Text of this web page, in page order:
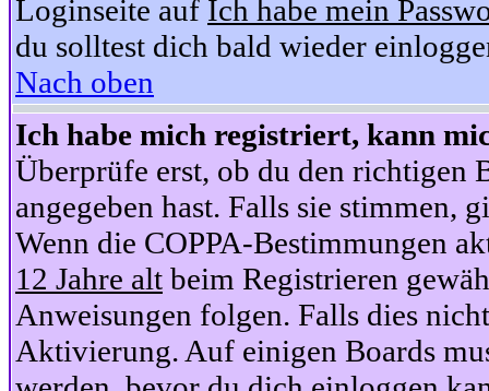
Loginseite auf Ich habe mein
du solltest dich bald wieder
Nach oben
Ich habe mich registriert, kann
Überprüfe erst, ob du den richtigen
angegeben hast. Falls sie stimmen,
Wenn die COPPA-Bestimmungen
12 Jahre alt beim Registrieren
Anweisungen folgen. Falls dies
Aktivierung. Auf einigen Boards